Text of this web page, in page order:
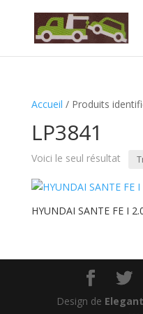
Accueil / Produits
LP3841
Voici le seul résultat
HYUNDAI SANTE FE I
Design de